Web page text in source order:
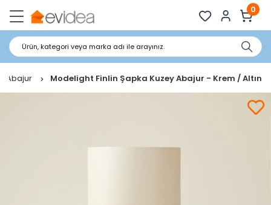
0
Ürün, kategori veya marka adı ile arayınız.
Abajur Modelight Finlin Şapka Kuzey Abajur - Krem / Altın